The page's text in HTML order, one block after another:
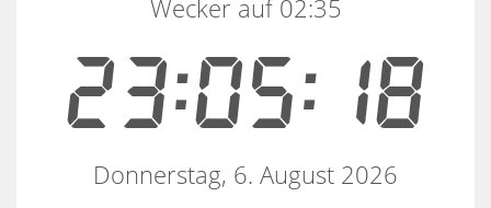
23:05:18
Wecker auf 02:35
Donnerstag, 6. August 2026